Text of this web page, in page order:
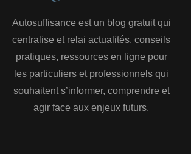
Autosuffisance est un blog gratuit qui
centralise et relai actualités, conseils
pratiques, ressources en ligne pour
les particuliers et professionnels qui
souhaitent s’informer, comprendre et
agir face aux enjeux futurs.